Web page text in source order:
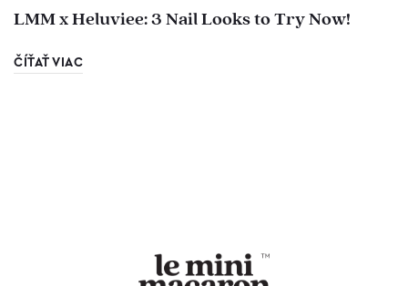
LMM x Heluviee: 3 Nail Looks to Try Now!
ČÍŤAŤ VIAC